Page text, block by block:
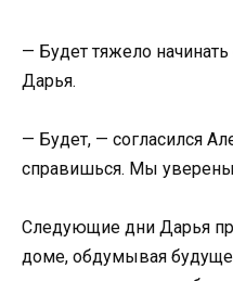
— Будет тяжело начинать
Дарья.
— Будет, — согласился
справишься. Мы
Следующие дни Дарья
доме, обдумывая